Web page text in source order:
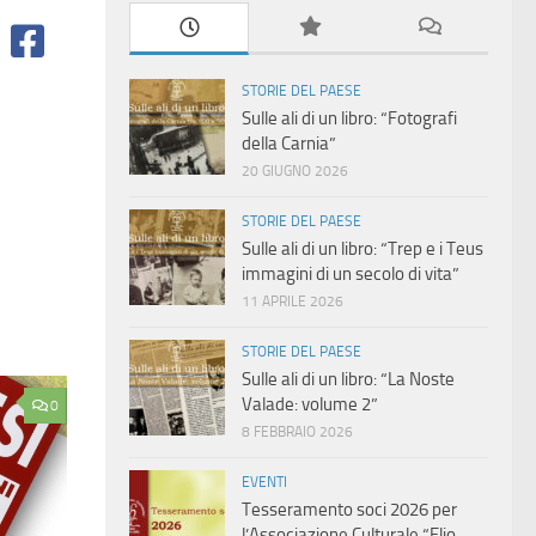
0
STORIE DEL PAESE
Sulle ali di un libro: “Fotografi
della Carnia”
20 GIUGNO 2026
STORIE DEL PAESE
Sulle ali di un libro: “Trep e i Teus
immagini di un secolo di vita”
11 APRILE 2026
STORIE DEL PAESE
Sulle ali di un libro: “La Noste
Valade: volume 2”
8 FEBBRAIO 2026
EVENTI
Tesseramento soci 2026 per